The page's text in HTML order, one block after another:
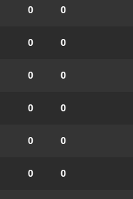
0
0
0
0
0
0
0
0
0
0
0
0